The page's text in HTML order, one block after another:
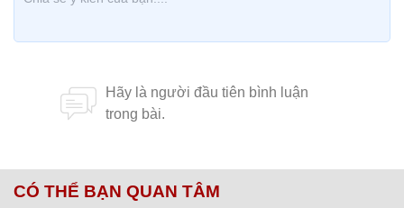
CÓ THỂ BẠN QUAN TÂM